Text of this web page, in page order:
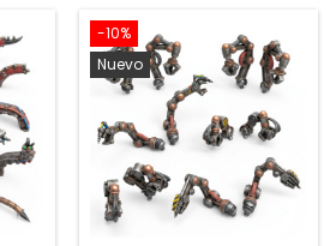
-10%
Nuevo